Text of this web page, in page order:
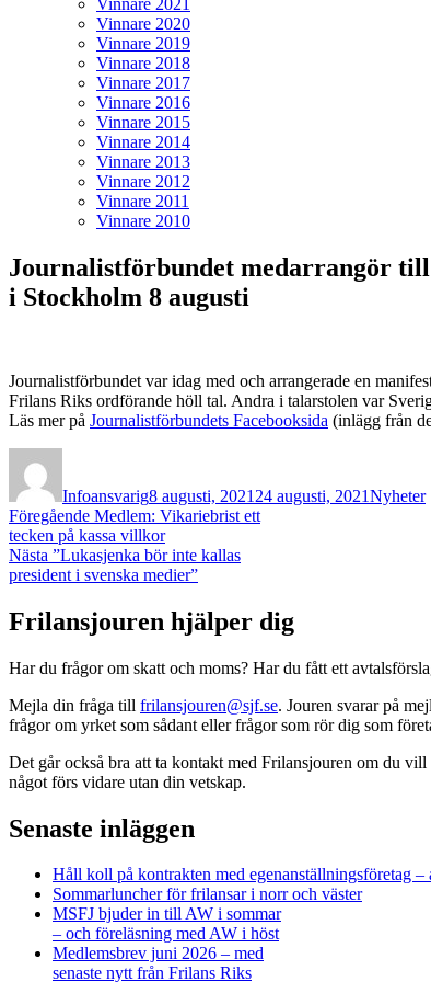
Vinnare 2021
Vinnare 2020
Vinnare 2019
Vinnare 2018
Vinnare 2017
Vinnare 2016
Vinnare 2015
Vinnare 2014
Vinnare 2013
Vinnare 2012
Vinnare 2011
Vinnare 2010
Journalistförbundet medarrangör
i Stockholm 8 augusti
Journalistförbundet var idag med och arrangerade en
Frilans Riks ordförande höll tal. Andra i talarstolen var
Läs mer på Journalistförbundets Facebooksida (inlägg från
Infoansvarig8 augusti, 2021 24 augusti, 2021Nyheter
Inläggsnavigering
Föregående Föregående
inlägg:
Medlem: Vikariebrist ett
tecken på kassa villkor
Nästa Nästa
inlägg:
”Lukasjenka bör inte kallas
president i svenska medier”
Frilansjouren hjälper dig
Har du frågor om skatt och moms? Har du fått ett
Mejla din fråga till frilansjouren@sjf.se. Jouren svarar på
frågor om yrket som sådant eller frågor som rör dig som
Det går också bra att ta kontakt med Frilansjouren om du
något förs vidare utan din vetskap.
Senaste inläggen
Håll koll på kontrakten med egenanställningsföretag
Sommarluncher för frilansar i norr och väster
MSFJ bjuder in till AW i sommar
– och föreläsning med AW i höst
Medlemsbrev juni 2026 – med
senaste nytt från Frilans Riks